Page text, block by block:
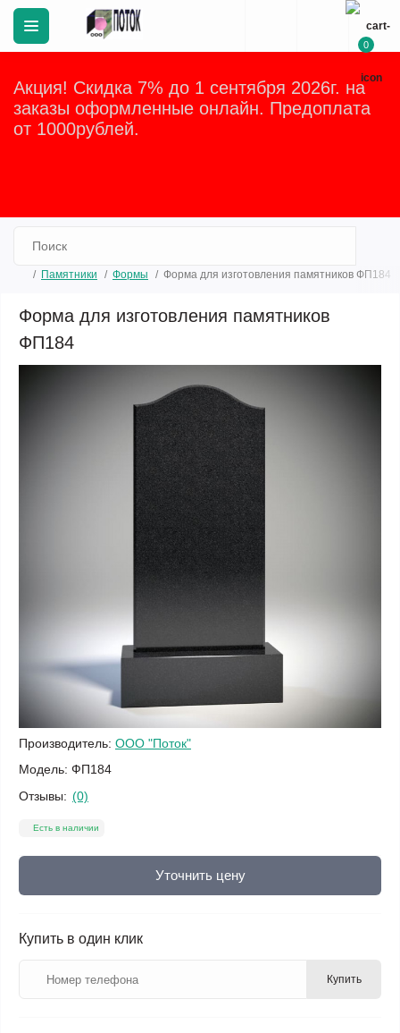
Акция! Скидка 7% до 1 сентября 2026г. на
заказы оформленные онлайн. Предоплата
от 1000рублей.
0
Памятники Формы Форма для изготовления памятников ФП184
Форма для изготовления памятников
ФП184
Производитель: ООО "Поток"
Модель: ФП184
Отзывы: (0)
Есть в наличии
Уточнить цену
Купить в один клик
Купить